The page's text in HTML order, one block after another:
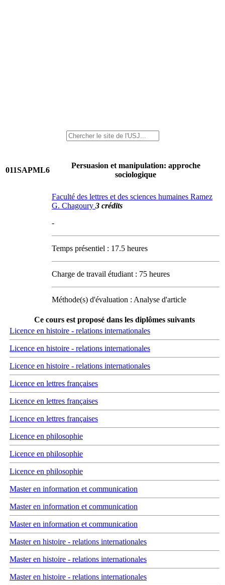
011SAPML6
Persuasion et manipulation: approche
sociologique
Faculté des lettres et des sciences humaines Ramez
G. Chagoury 3 crédits
-
Temps présentiel : 17.5 heures
Charge de travail étudiant : 75 heures
Méthode(s) d'évaluation : Analyse d'article
Ce cours est proposé dans les diplômes suivants
Licence en histoire - relations internationales
Licence en histoire - relations internationales
Licence en histoire - relations internationales
Licence en lettres françaises
Licence en lettres françaises
Licence en lettres françaises
Licence en philosophie
Licence en philosophie
Licence en philosophie
Master en information et communication
Master en information et communication
Master en information et communication
Master en histoire - relations internationales
Master en histoire - relations internationales
Master en histoire - relations internationales